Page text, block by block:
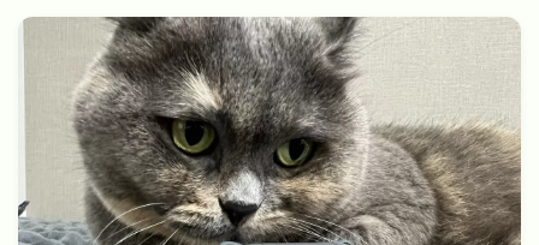
管理猫ギャラリー
お問い合わせ